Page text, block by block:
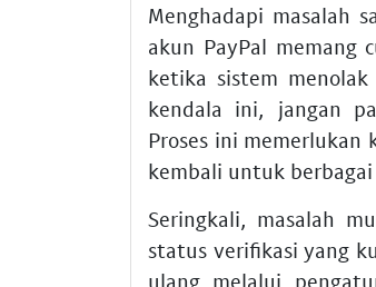
Menghadapi masalah
akun PayPal memang
ketika sistem
kendala ini, jangan
Proses ini
kembali untuk
Seringkali, masalah
status verifikasi yang
ulang melalui